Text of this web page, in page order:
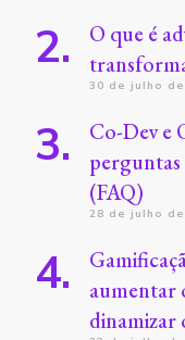
O que é
30 de julho de
Co-Dev e
perguntas
(FAQ)
28 de julho de
aumentar
dinamizar